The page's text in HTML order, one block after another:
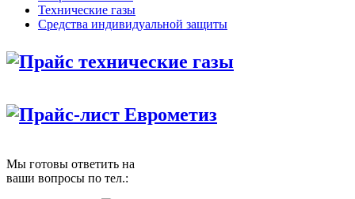
Технические газы
Средства индивидуальной защиты
Прайс технические газы
Прайс-лист Еврометиз
Мы готовы ответить на
ваши вопросы по тел.: